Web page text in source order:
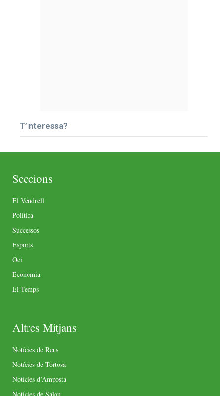
T’interessa?
Seccions
El Vendrell
Política
Successos
Esports
Oci
Economia
El Temps
Altres Mitjans
Notícies de Reus
Notícies de Tortosa
Notícies d’Amposta
Notícies de Salou